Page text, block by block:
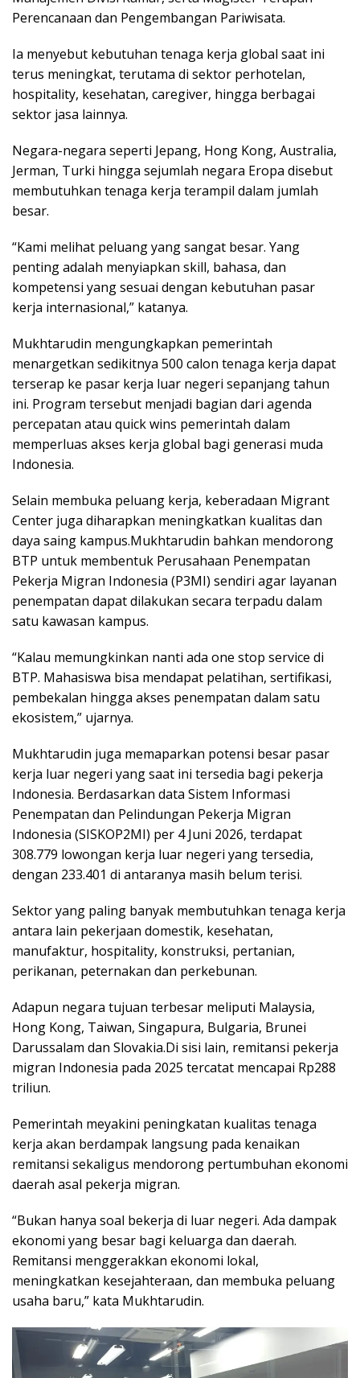
Perencanaan dan Pengembangan Pariwisata.
Ia menyebut kebutuhan tenaga kerja global saat ini
terus meningkat, terutama di sektor perhotelan,
hospitality, kesehatan, caregiver, hingga berbagai
sektor jasa lainnya.
Negara-negara seperti Jepang, Hong Kong, Australia,
Jerman, Turki hingga sejumlah negara Eropa disebut
membutuhkan tenaga kerja terampil dalam jumlah
besar.
“Kami melihat peluang yang sangat besar. Yang
penting adalah menyiapkan skill, bahasa, dan
kompetensi yang sesuai dengan kebutuhan pasar
kerja internasional,” katanya.
Mukhtarudin mengungkapkan pemerintah
menargetkan sedikitnya 500 calon tenaga kerja dapat
terserap ke pasar kerja luar negeri sepanjang tahun
ini. Program tersebut menjadi bagian dari agenda
percepatan atau quick wins pemerintah dalam
memperluas akses kerja global bagi generasi muda
Indonesia.
Selain membuka peluang kerja, keberadaan Migrant
Center juga diharapkan meningkatkan kualitas dan
daya saing kampus.Mukhtarudin bahkan mendorong
BTP untuk membentuk Perusahaan Penempatan
Pekerja Migran Indonesia (P3MI) sendiri agar layanan
penempatan dapat dilakukan secara terpadu dalam
satu kawasan kampus.
“Kalau memungkinkan nanti ada one stop service di
BTP. Mahasiswa bisa mendapat pelatihan, sertifikasi,
pembekalan hingga akses penempatan dalam satu
ekosistem,” ujarnya.
Mukhtarudin juga memaparkan potensi besar pasar
kerja luar negeri yang saat ini tersedia bagi pekerja
Indonesia. Berdasarkan data Sistem Informasi
Penempatan dan Pelindungan Pekerja Migran
Indonesia (SISKOP2MI) per 4 Juni 2026, terdapat
308.779 lowongan kerja luar negeri yang tersedia,
dengan 233.401 di antaranya masih belum terisi.
Sektor yang paling banyak membutuhkan tenaga kerja
antara lain pekerjaan domestik, kesehatan,
manufaktur, hospitality, konstruksi, pertanian,
perikanan, peternakan dan perkebunan.
Adapun negara tujuan terbesar meliputi Malaysia,
Hong Kong, Taiwan, Singapura, Bulgaria, Brunei
Darussalam dan Slovakia.Di sisi lain, remitansi pekerja
migran Indonesia pada 2025 tercatat mencapai Rp288
triliun.
Pemerintah meyakini peningkatan kualitas tenaga
kerja akan berdampak langsung pada kenaikan
remitansi sekaligus mendorong pertumbuhan ekonomi
daerah asal pekerja migran.
“Bukan hanya soal bekerja di luar negeri. Ada dampak
ekonomi yang besar bagi keluarga dan daerah.
Remitansi menggerakkan ekonomi lokal,
meningkatkan kesejahteraan, dan membuka peluang
usaha baru,” kata Mukhtarudin.